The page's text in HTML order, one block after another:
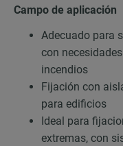
Campo de aplicación
Adecuado para
con
incendios
Fijación con
para edificios
Ideal para
extremas, con